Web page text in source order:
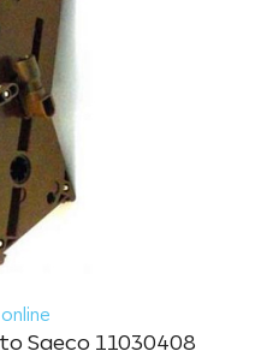
Saeco 11030408